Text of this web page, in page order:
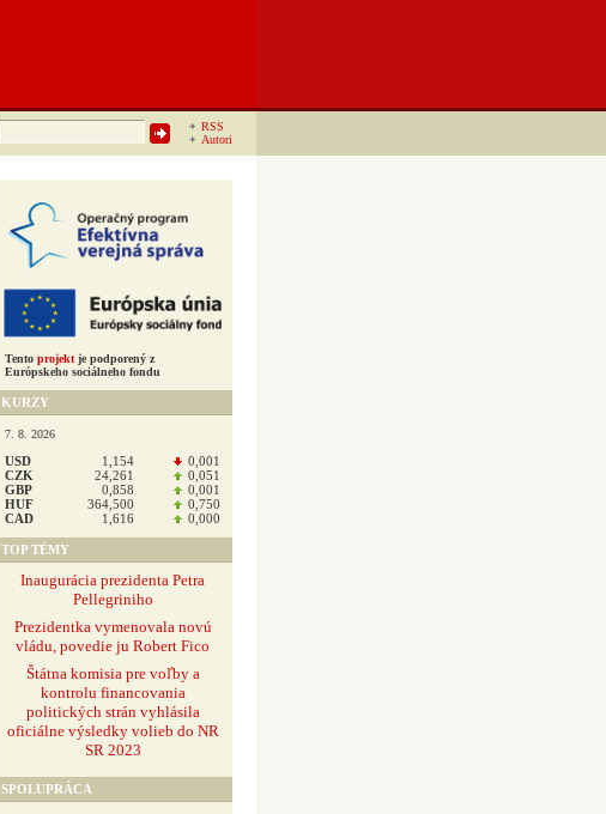
RSS
Autori
Tento projekt je podporený z
Európskeho sociálneho fondu
KURZY
7. 8. 2026
USD 1,154
0,001
CZK
24,261
0,051
GBP
0,858
0,001
HUF
364,500
0,750
CAD
1,616 0,000
TOP TÉMY
Inaugurácia prezidenta Petra
Pellegriniho
Prezidentka vymenovala novú
vládu, povedie ju Robert Fico
Štátna komisia pre voľby a
kontrolu financovania
politických strán vyhlásila
oficiálne výsledky volieb do NR
SR 2023
SPOLUPRÁCA